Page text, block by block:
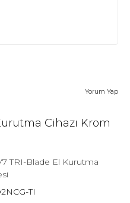
Yorum Yap
Cihazı Krom
TRI-Blade El Kurutma
TI